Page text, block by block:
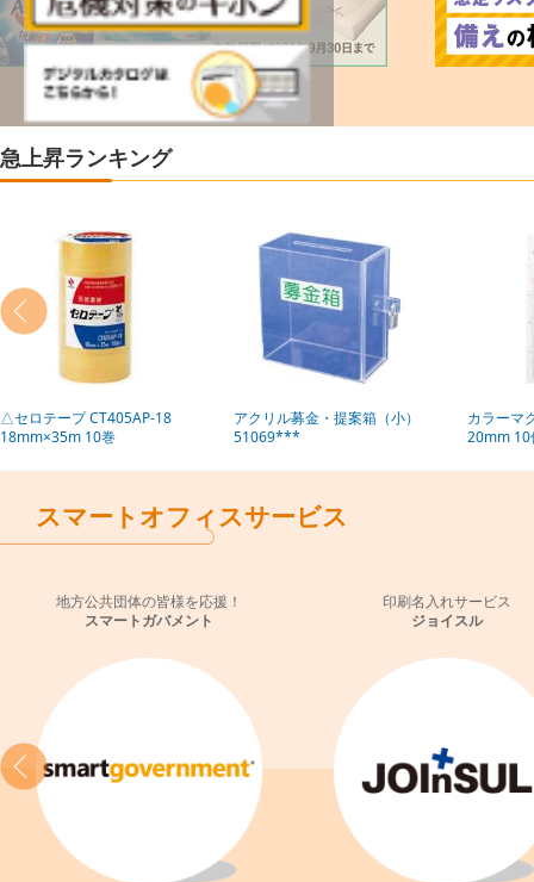
急上昇ランキング
△セロテープ CT405AP-18
18mm×35m 10巻
アクリル募金・提案箱（小）
51069***
カラーマ
20mm 10
スマートオフィスサービス
地方公共団体の皆様を応援！
スマートガバメント
印刷名入れサービス
ジョイスル